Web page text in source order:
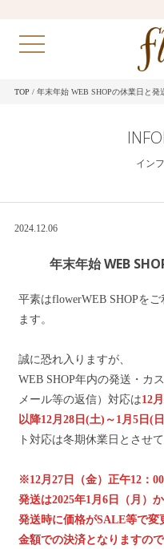
TOP / 年末年始 WEB SHOPの休業日と発
イン
2024.12.06
年末年始 WEB
平素はflowerWEB SHOPを
ます。
誠に恐れ入りますが、
WEB SHOP年内の発送・カ
メール等の返信）対応は12
以降12月28日(土)～1月5日(
ト対応は冬期休業日とさせ
※12月27日（金）正午12：
発送は2025年1月6日（月）
発送時に価格がSALE等で
金額での決済となりますので